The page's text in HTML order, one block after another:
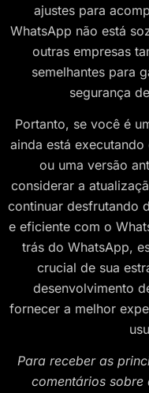
ajustes para
WhatsApp não está
outras empresas
semelhantes para
segurança
Portanto, se você é
ainda está
ou uma versão
considerar a
continuar desfrutando
e eficiente com o
trás do WhatsApp,
crucial de sua
desenvolvimento
fornecer a melhor
Para receber as
comentários sobre